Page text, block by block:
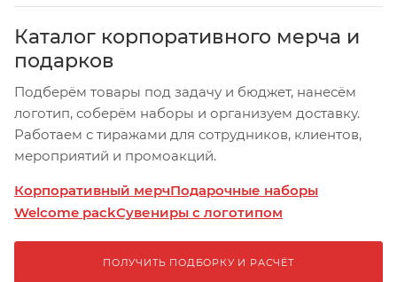
Каталог корпоративного мерча и
подарков
Подберём товары под задачу и бюджет, нанесём
логотип, соберём наборы и организуем доставку.
Работаем с тиражами для сотрудников, клиентов,
мероприятий и промоакций.
Корпоративный мерчПодарочные наборы
Welcome packСувениры с логотипом
ПОЛУЧИТЬ ПОДБОРКУ И РАСЧЁТ